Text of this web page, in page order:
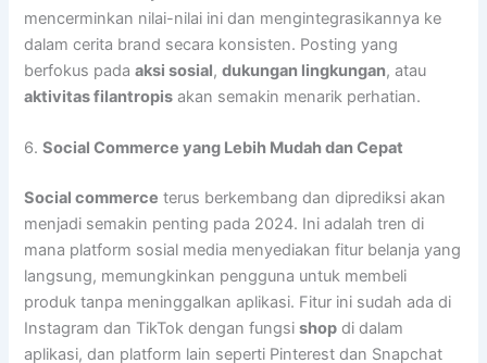
mencerminkan nilai-nilai ini dan mengintegrasikannya ke
dalam cerita brand secara konsisten. Posting yang
berfokus padaaksi sosial,dukungan lingkungan, atau
aktivitas filantropis akan semakin menarik perhatian.
6.Social Commerce yang Lebih Mudah dan Cepat
Social commerce terus berkembang dan diprediksi akan
menjadi semakin penting pada 2024. Ini adalah tren di
mana platform sosial media menyediakan fitur belanja yang
langsung, memungkinkan pengguna untuk membeli
produk tanpa meninggalkan aplikasi. Fitur ini sudah ada di
Instagram dan TikTok dengan fungsishop di dalam
aplikasi, dan platform lain seperti Pinterest dan Snapchat